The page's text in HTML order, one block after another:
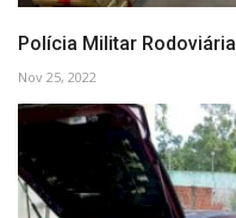
Polícia Militar
Nov 25, 2022